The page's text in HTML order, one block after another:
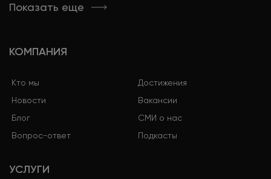
Показать еще
КОМПАНИЯ
Кто мы
Достижения
Новости
Вакансии
Блог
СМИ о нас
Вопрос-ответ
Подкасты
УСЛУГИ